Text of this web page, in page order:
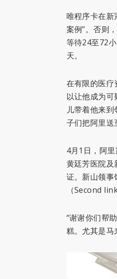
唯程序卡在
案例”。否则
等待24至72
天。
在有限的医
以让他成为
儿带着他来
子们把阿里送
4月1日，阿
黄廷芳医院
证。新山领
（Second
“谢谢你们帮
糕。尤其是马